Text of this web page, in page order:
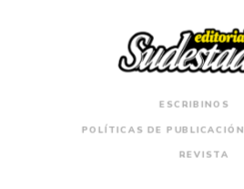
ESCRIBINOS
POLÍTICAS DE PUBLICACIÓN
REVISTA